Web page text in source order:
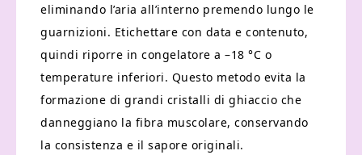
eliminando l’aria all’interno premendo lungo le
guarnizioni. Etichettare con data e contenuto,
quindi riporre in congelatore a –18 °C o
temperature inferiori. Questo metodo evita la
formazione di grandi cristalli di ghiaccio che
danneggiano la fibra muscolare, conservando
la consistenza e il sapore originali.